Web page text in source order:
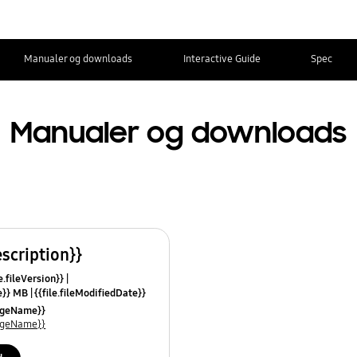
Manualer og downloads Interactive Guide Spec
Manualer og downloads
MB {{file.fileModifiedDate}}